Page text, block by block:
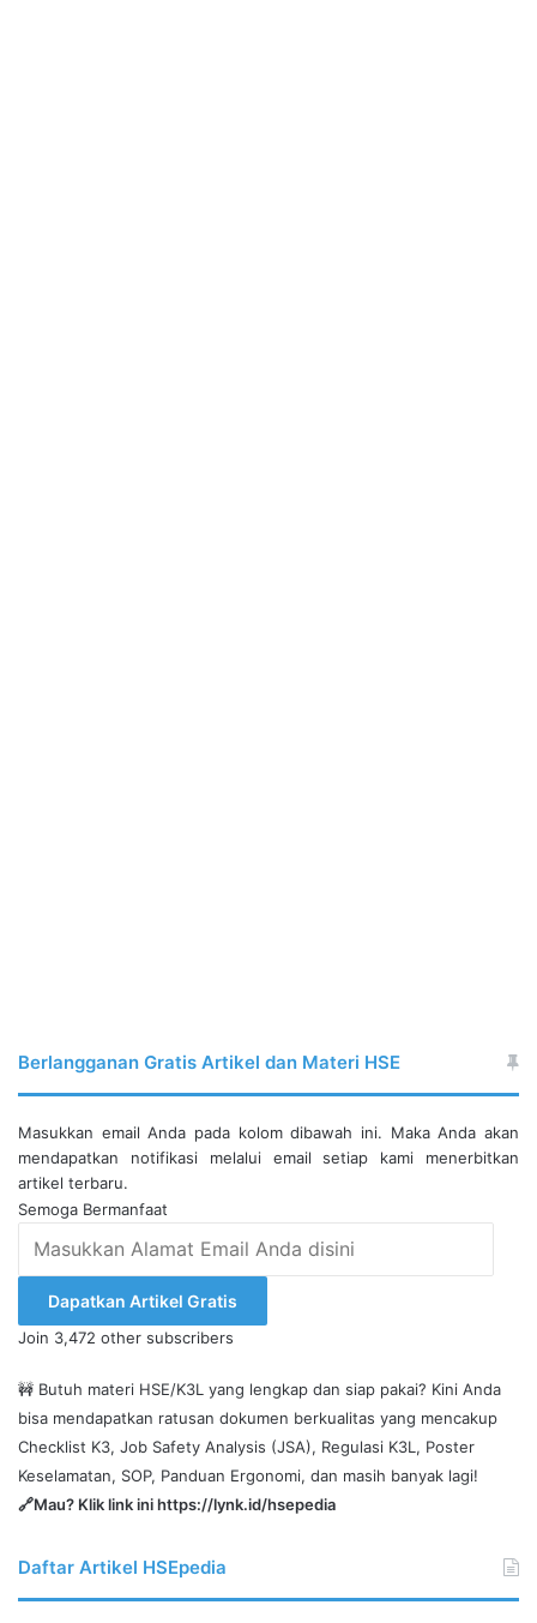
Berlangganan Gratis Artikel dan Materi HSE
Masukkan email Anda pada kolom dibawah ini. Maka Anda akan
mendapatkan notifikasi melalui email setiap kami menerbitkan
artikel terbaru.
Semoga Bermanfaat
Alamat
Anda
disini
Dapatkan Artikel Gratis
Join 3,472 other subscribers
🚧 Butuh materi HSE/K3L yang lengkap dan siap pakai? Kini Anda
bisa mendapatkan ratusan dokumen berkualitas yang mencakup
Checklist K3, Job Safety Analysis (JSA), Regulasi K3L, Poster
Keselamatan, SOP, Panduan Ergonomi, dan masih banyak lagi!
🔗Mau? Klik link inihttps://lynk.id/hsepedia
Daftar Artikel HSEpedia